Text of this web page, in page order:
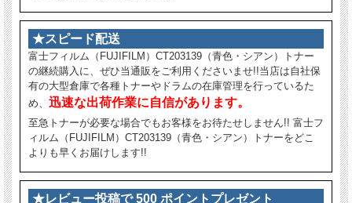
★スピード配送
富士フィルム（FUJIFILM）CT203139（青色・シアン）トナー
の継続購入に、ぜひ当通販をご利用くださいませ!!当店は自社保
有の大型倉庫で各種トナーやドラムの在庫管理を行っているた
め、 迅速な出荷作業に自信があります。
至急トナーが必要な場合でもお客様をお待たせしません!! 富士フ
ィルム（FUJIFILM）CT203139（青色・シアン）トナーをどこ
よりも早くお届けします!!
★レビュー投稿で 500 ポイントプレゼント